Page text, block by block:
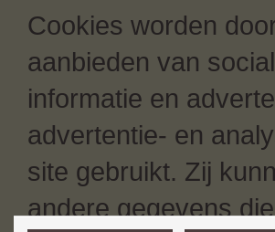
Cookies worden
aanbieden van
informatie en
advertentie- en
site gebruikt. Zij
andere gegevens